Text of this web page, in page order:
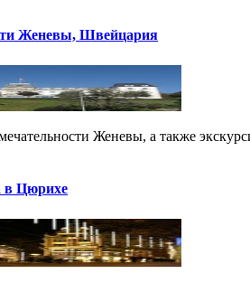
Женевы, Швейцария
Женевы, а также
в Цюрихе